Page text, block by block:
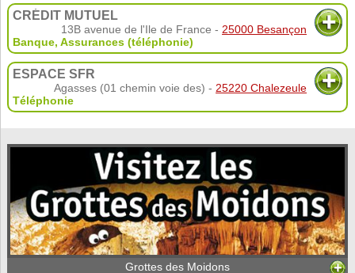
CRÉDIT MUTUEL
13B avenue de l'Ile de France - 25000 Besançon
Banque, Assurances (téléphonie)
ESPACE SFR
Agasses (01 chemin voie des) - 25220 Chalezeule
Téléphonie
Grottes des Moidons